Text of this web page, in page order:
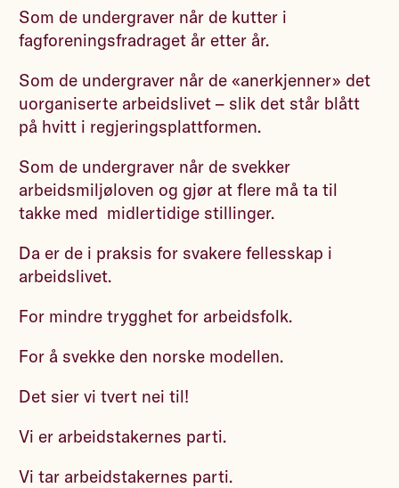
Som de undergraver når de kutter i
fagforeningsfradraget år etter år.
Som de undergraver når de «anerkjenner» det
uorganiserte arbeidslivet – slik det står blått
på hvitt i regjeringsplattformen.
Som de undergraver når de svekker
arbeidsmiljøloven og gjør at flere må ta til
takke med midlertidige stillinger.
Da er de i praksis for svakere fellesskap i
arbeidslivet.
For mindre trygghet for arbeidsfolk.
For å svekke den norske modellen.
Det sier vi tvert nei til!
Vi er arbeidstakernes parti.
Vi tar arbeidstakernes parti.